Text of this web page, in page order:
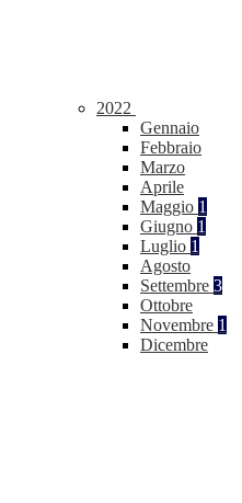
2022
Gennaio
Febbraio
Marzo
Aprile
Maggio 1
Giugno 1
Luglio 1
Agosto
Settembre 3
Ottobre
Novembre 1
Dicembre